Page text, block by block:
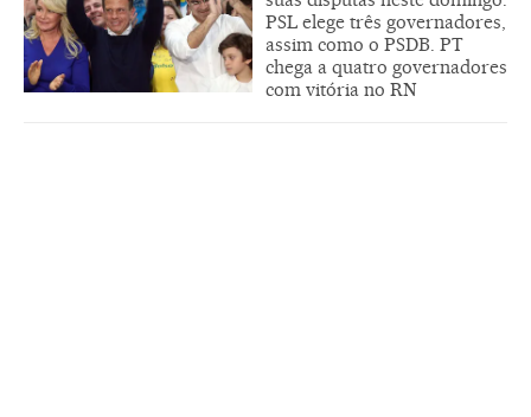
PSL elege três governadores,
assim como o PSDB. PT
chega a quatro governadores
com vitória no RN